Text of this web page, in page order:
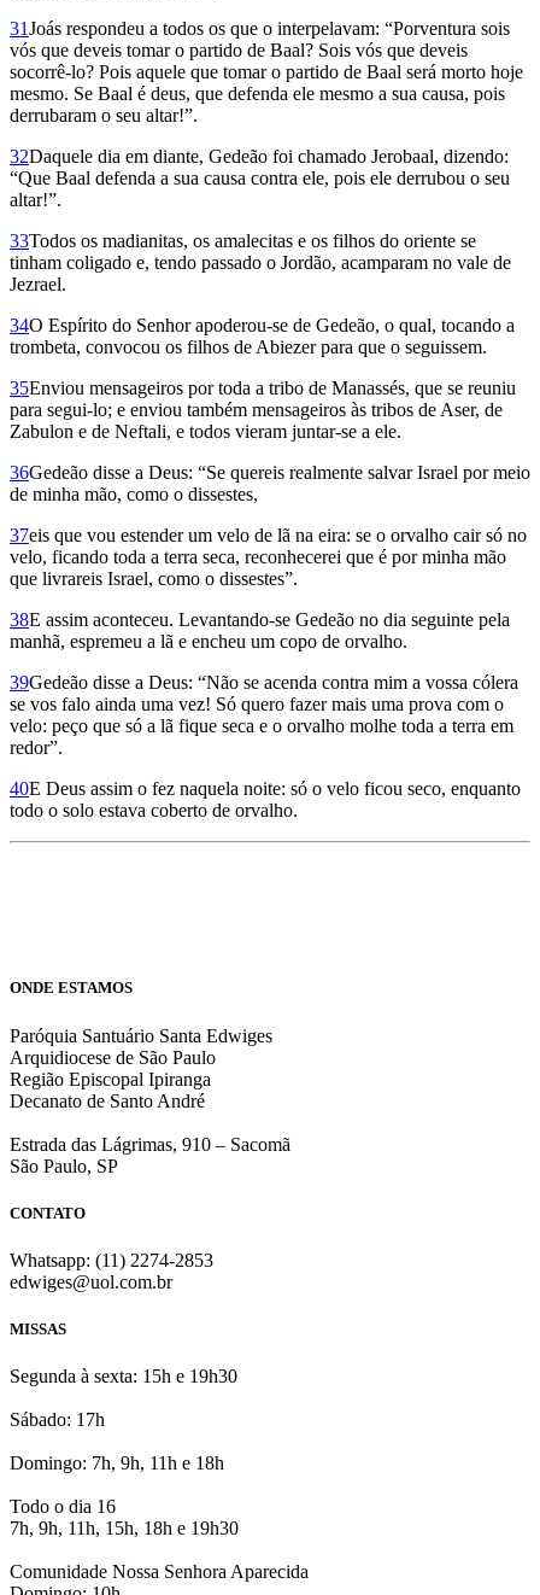
31Joás respondeu a todos os que o interpelavam: “Porventura sois
vós que deveis tomar o partido de Baal? Sois vós que deveis
socorrê-lo? Pois aquele que tomar o partido de Baal será morto hoje
mesmo. Se Baal é deus, que defenda ele mesmo a sua causa, pois
derrubaram o seu altar!”.
32Daquele dia em diante, Gedeão foi chamado Jerobaal, dizendo:
“Que Baal defenda a sua causa contra ele, pois ele derrubou o seu
altar!”.
33Todos os madianitas, os amalecitas e os filhos do oriente se
tinham coligado e, tendo passado o Jordão, acamparam no vale de
Jezrael.
34O Espírito do Senhor apoderou-se de Gedeão, o qual, tocando a
trombeta, convocou os filhos de Abiezer para que o seguissem.
35Enviou mensageiros por toda a tribo de Manassés, que se reuniu
para segui-lo; e enviou também mensageiros às tribos de Aser, de
Zabulon e de Neftali, e todos vieram juntar-se a ele.
36Gedeão disse a Deus: “Se quereis realmente salvar Israel por meio
de minha mão, como o dissestes,
37eis que vou estender um velo de lã na eira: se o orvalho cair só no
velo, ficando toda a terra seca, reconhecerei que é por minha mão
que livrareis Israel, como o disses­tes”.
38E assim aconteceu. Levantando-se Gedeão no dia seguinte pela
manhã, espremeu a lã e encheu um copo de orvalho.
39Gedeão disse a Deus: “Não se acenda contra mim a vossa cólera
se vos falo ainda uma vez! Só quero fazer mais uma prova com o
velo: peço que só a lã fique seca e o orvalho molhe toda a terra em
redor”.
40E Deus assim o fez naquela noite: só o velo ficou seco, enquanto
todo o solo estava coberto de orvalho.
ONDE ESTAMOS
Paróquia Santuário Santa Edwiges
Arquidiocese de São Paulo
Região Episcopal Ipiranga
Decanato de Santo André
Estrada das Lágrimas, 910 – Sacomã
São Paulo, SP
CONTATO
Whatsapp: (11) 2274-2853
edwiges@uol.com.br
MISSAS
Segunda à sexta: 15h e 19h30
Sábado: 17h
Domingo: 7h, 9h, 11h e 18h
Todo o dia 16
7h, 9h, 11h, 15h, 18h e 19h30
Comunidade Nossa Senhora Aparecida